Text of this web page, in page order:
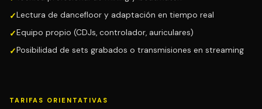
Lectura de dancefloor y adaptación en tiempo real
Equipo propio (CDJs, controlador, auriculares)
Posibilidad de sets grabados o transmisiones en streaming
TARIFAS ORIENTATIVAS